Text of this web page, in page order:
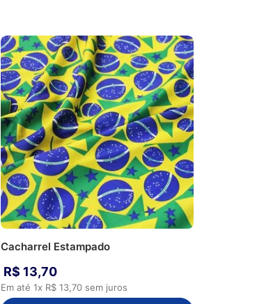
Cacharrel Estampado
R$ 13,70
Em até1x R$ 13,70 sem juros